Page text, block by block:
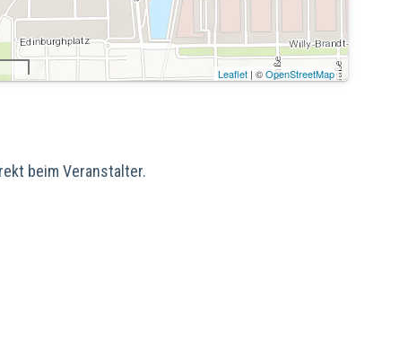
Leaflet | ©OpenStreetMap
beim Veranstalter.